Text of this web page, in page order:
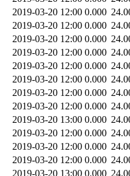
2019-03-20 12:00 0.000
2019-03-20 12:00 0.000
2019-03-20 12:00 0.000
2019-03-20 12:00 0.000
2019-03-20 12:00 0.000
2019-03-20 12:00 0.000
2019-03-20 12:00 0.000
2019-03-20 12:00 0.000
2019-03-20 13:00 0.000
2019-03-20 12:00 0.000
2019-03-20 12:00 0.000
2019-03-20 12:00 0.000
2019-03-20 13:00 0.000